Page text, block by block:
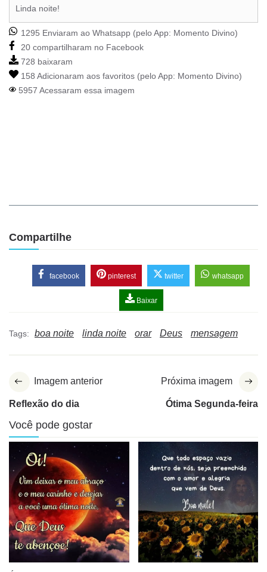
Linda noite!
1295 Enviaram ao Whatsapp (pelo App: Momento Divino)
20 compartilharam no Facebook
728 baixaram
158 Adicionaram aos favoritos (pelo App: Momento Divino)
5957 Acessaram essa imagem
Compartilhe
facebook pinterest twitter whatsapp
Baixar
Tags: boa noite linda noite orar Deus mensagem
Imagem anterior
Reflexão do dia
Próxima imagem
Ótima Segunda-feira
Você pode gostar